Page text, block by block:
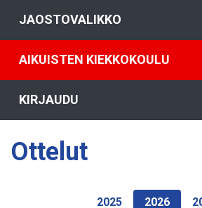
JAOSTOVALIKKO
AIKUISTEN KIEKKOKOULU
KIRJAUDU
Ottelut
2025 2026